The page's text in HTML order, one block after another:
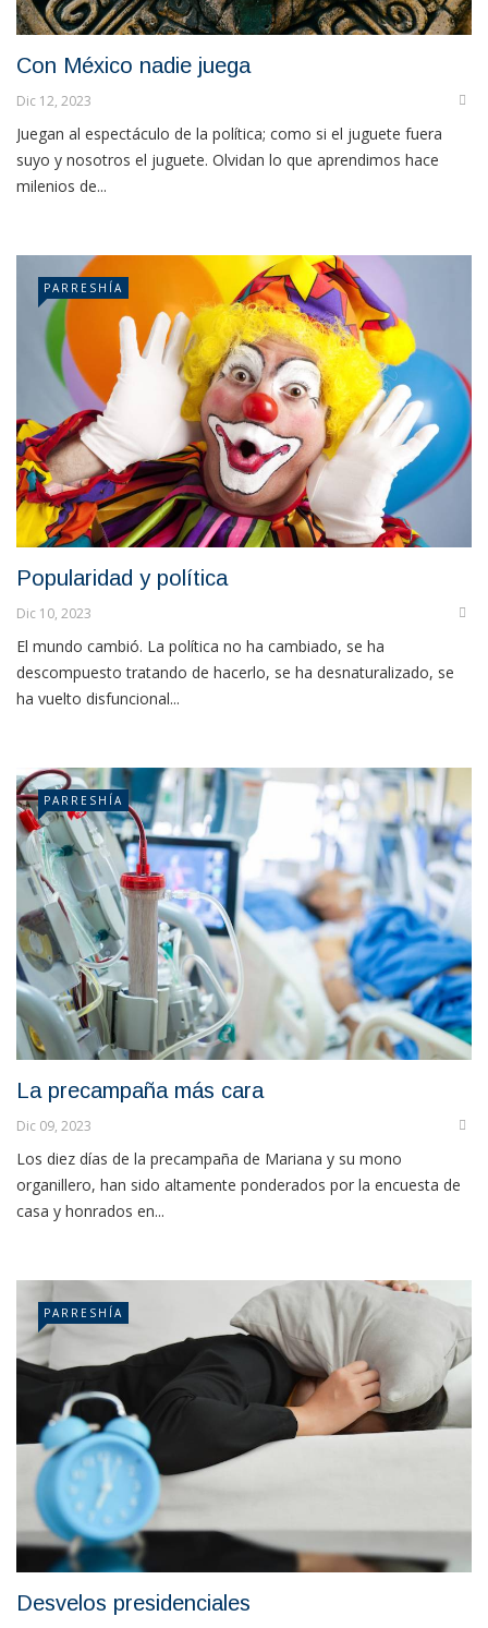
Con México nadie juega
Dic 12, 2023
Juegan al espectáculo de la política; como si el juguete fuera
suyo y nosotros el juguete. Olvidan lo que aprendimos hace
milenios de...
PARRESHÍA
Popularidad y política
Dic 10, 2023
El mundo cambió. La política no ha cambiado, se ha
descompuesto tratando de hacerlo, se ha desnaturalizado, se
ha vuelto disfuncional...
PARRESHÍA
La precampaña más cara
Dic 09, 2023
Los diez días de la precampaña de Mariana y su mono
organillero, han sido altamente ponderados por la encuesta de
casa y honrados en...
PARRESHÍA
Desvelos presidenciales